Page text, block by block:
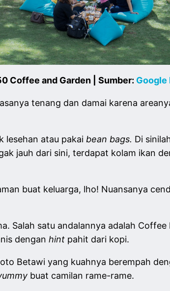
Coffee and Garden | Sumber: Google
tenang dan damai karena
lesehan atau pakai bean bags. Di
jauh dari sini, terdapat kolam ikan
buat keluarga, lho! Nuansanya
Salah satu andalannya adalah
dengan hint pahit dari kopi.
Betawi yang kuahnya berempah
buat camilan rame-rame.